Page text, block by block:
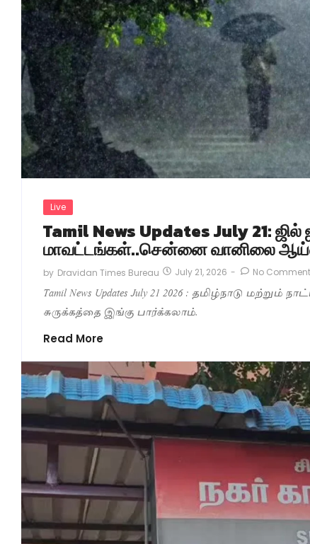
Live
Tamil News Updates July 21: ஜில்
மாவட்டங்கள்..சென்னை வானிலை
by Dravidan Times Bureau July 21, 2026 - No
Tamil News Updates July 21 2026 : தமிழ்நாடு மற்றும்
சுருக்கத்தை இங்கு பார்க்கலாம்.
Read More